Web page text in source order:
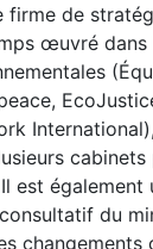
firme de
œuvré dans
est également
du
changements